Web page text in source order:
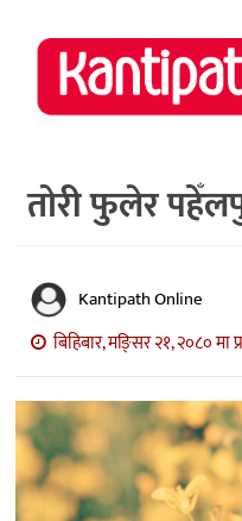
राष्ट्रिय
समाचार
नेपाल
पर्यटन
मनोरञ्जन
खेलकुद
अन्तर्वार्ता/
विचार
तोरी फुलेर
Kantipath Online
बिहिबार, मङि्सर २१, २०८० मा